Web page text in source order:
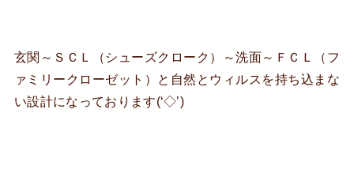
玄関～ＳＣＬ（シューズクローク）～洗面～ＦＣＬ（フ
ァミリークローゼット）と自然とウィルスを持ち込まな
い設計になっております(‘◇’)ゞ